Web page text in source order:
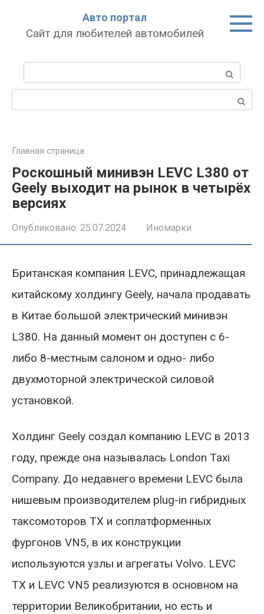
Авто портал
Сайт для любителей автомобилей
Главная страница
Роскошный минивэн LEVC L380 от
Geely выходит на рынок в четырёх
версиях
Опубликовано: 25.07.2024 Иномарки
Британская компания LEVC, принадлежащая
китайскому холдингу Geely, начала продавать
в Китае большой электрический минивэн
L380. На данный момент он доступен с 6-
либо 8-местным салоном и одно- либо
двухмоторной электрической силовой
установкой.
Холдинг Geely создал компанию LEVC в 2013
году, прежде она называлась London Taxi
Company. До недавнего времени LEVC была
нишевым производителем plug-in гибридных
таксомоторов TX и соплатформенных
фургонов VN5, в их конструкции
используются узлы и агрегаты Volvo. LEVC
TX и LEVC VN5 реализуются в основном на
территории Великобритании, но есть и